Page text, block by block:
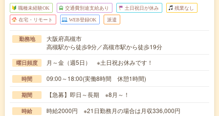
職種未経験OK 交通費別途支給あり 土日祝日が休み 残業なし
在宅・リモート WEB登録OK 派遣
勤務地
大阪府高槻市
高槻駅から徒歩9分／高槻市駅から徒歩19分
曜日頻度 月～金（週5日） ※土日祝お休みです！
時間 09:00～18:00(実働8時間 休憩1時間)
期間 【急募】即日～長期 ※8月～！
時給 時給2000円 ※21日勤務月の場合は月収336,000円